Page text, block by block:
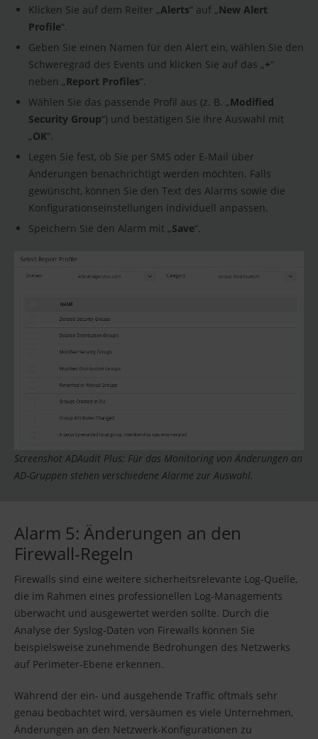
Klicken Sie auf dem Reiter „Alerts“ auf „New Alert
Profile“.
Geben Sie einen Namen für den Alert ein, wählen Sie den
Schweregrad des Events und klicken Sie auf das „+“
neben „Report Profiles“.
Wählen Sie das passende Profil aus (z. B. „Modified
Security Group“) und bestätigen Sie Ihre Auswahl mit
„OK“.
Legen Sie fest, ob Sie per SMS oder E-Mail über
Änderungen benachrichtigt werden möchten. Falls
gewünscht, können Sie den Text des Alarms sowie die
Konfigurationseinstellungen individuell anpassen.
Speichern Sie den Alarm mit „Save“.
Screenshot ADAudit Plus: Für das Monitoring von Änderungen an
AD-Gruppen stehen verschiedene Alarme zur Auswahl.
Alarm 5: Änderungen an den
Firewall-Regeln
Firewalls sind eine weitere sicherheitsrelevante Log-Quelle,
die im Rahmen eines professionellen Log-Managements
überwacht und ausgewertet werden sollte. Durch die
Analyse der Syslog-Daten von Firewalls können Sie
beispielsweise zunehmende Bedrohungen des Netzwerks
auf Perimeter-Ebene erkennen.
Während der ein- und ausgehende Traffic oftmals sehr
genau beobachtet wird, versäumen es viele Unternehmen,
Änderungen an den Netzwerk-Konfigurationen zu